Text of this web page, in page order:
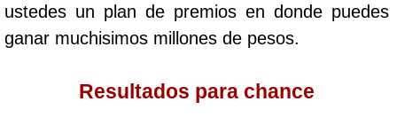
Caribeña Noche
ustedes un plan de premios en donde puedes
ganar muchisimos millones de pesos.
Resultados para chance